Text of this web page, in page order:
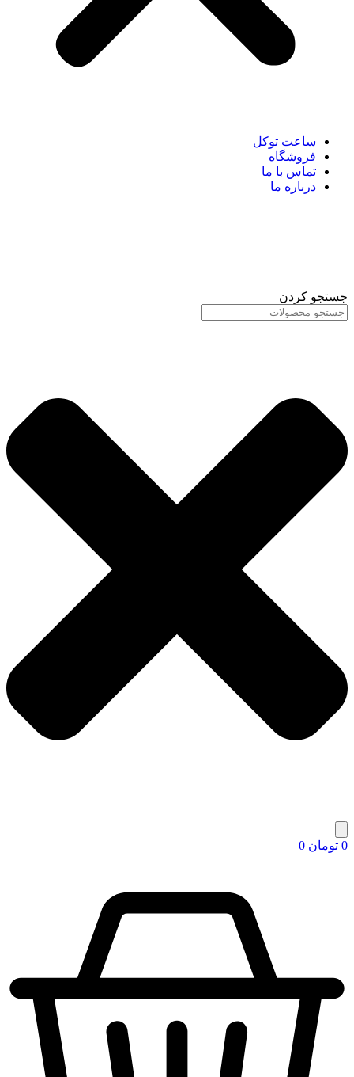
ساعت توکل
فروشگاه
تماس با ما
درباره ما
جستجو کردن
0 تومان 0